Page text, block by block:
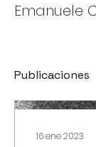
Emanuele
Publicaciones
16 ene 2023